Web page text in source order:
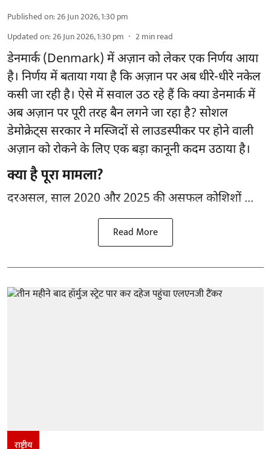
Published on:26 Jun 2026, 1:30 pm
Updated on:26 Jun 2026, 1:30 pm 2min read
डेनमार्क (Denmark) में अज़ान को लेकर एक निर्णय आया
है। निर्णय में बताया गया है कि अज़ान पर अब धीरे-धीरे नकेल
कसी जा रही है। ऐसे में सवाल उठ रहे हैं कि क्या डेनमार्क में
अब अज़ान पर पूरी तरह बैन लगने जा रहा है? सोशल
डेमोक्रेट्स सरकार ने मस्जिदों से लाउडस्पीकर पर होने वाली
अज़ान को रोकने के लिए एक बड़ा कानूनी कदम उठाया है।
क्या है पूरा मामला?
दरअसल, साल 2020 और 2025 की असफल कोशिशों ...
Read More
राष्ट्रीय